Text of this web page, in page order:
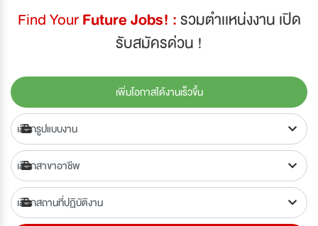
Find YourFuture Jobs! :รวมตำเเหน่งงาน เปิด
รับสมัครด่วน !
เพิ่มโอกาสได้งานเร็วขึ้น